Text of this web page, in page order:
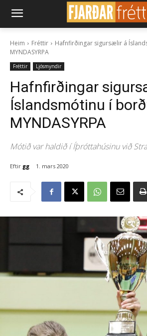
Heim Fréttir
Hafnfirðingar sigursælir á
MYNDASYRPA
Fréttir Ljósmyndir
Hafnfirðingar
Íslandsmótinu í
MYNDASYRPA
Mótið var haldið í Íþróttahúsinu við
Eftir gg 1. mars 2020